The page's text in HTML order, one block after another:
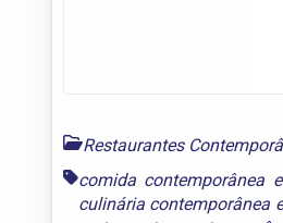
Restaurantes
comida contemporânea
culinária contemporânea